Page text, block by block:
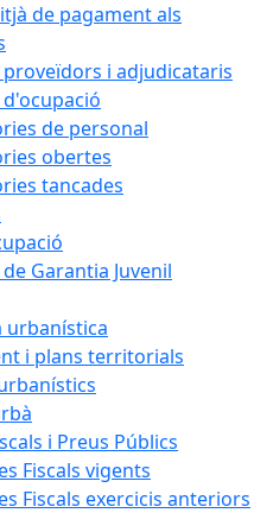
de pagament als
proveïdors i adjudicataris
de personal
obertes
tancades
Garantia Juvenil
urbanística
i plans territorials
i Preus Públics
Fiscals vigents
Fiscals exercicis anteriors